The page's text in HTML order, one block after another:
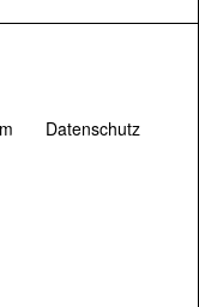
Datenschutz